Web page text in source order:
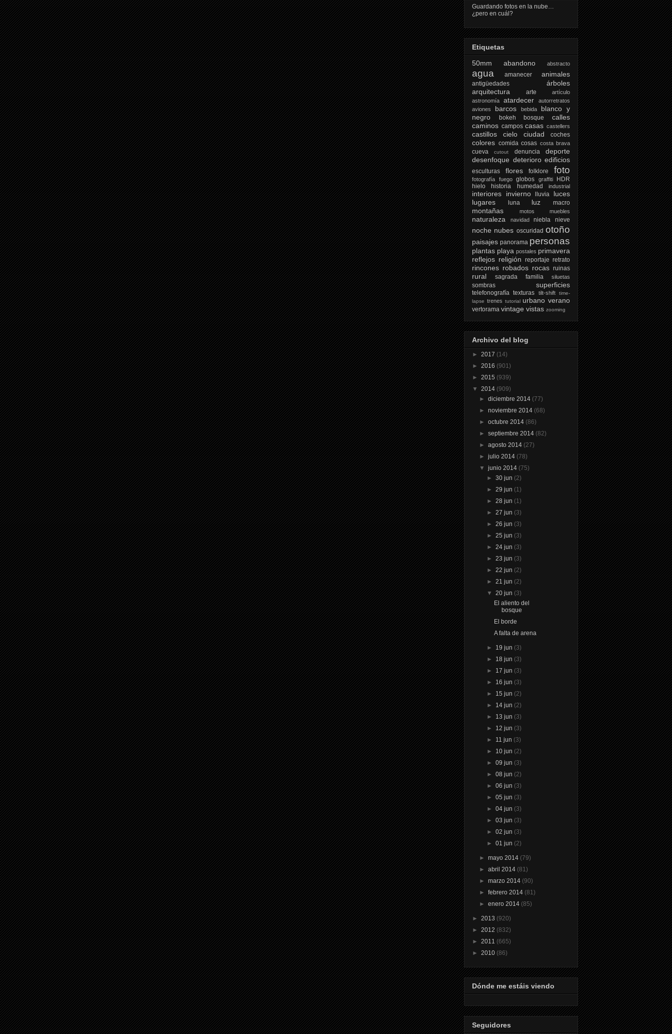
Guardando fotos en la nube…
¿pero en cuál?
Etiquetas
50mm
abandono abstracto
agua amanecer animales
antigüedades
árboles
arquitectura
arte
artículo
astronomía
atardecer
autorretratos
aviones
barcos bebida
blanco y
negro
bokeh bosque
calles
caminos campos casas castellers
castillos cielo ciudad coches
colores comida cosas costa brava
cueva cutout denuncia
deporte
desenfoque deterioro edificios
esculturas flores folklore foto
fotografía fuego globos graffiti
HDR
hielo
historia humedad industrial
interiores invierno lluvia
luces
lugares
luna luz macro
montañas motos muebles
naturaleza navidad niebla nieve
noche nubes oscuridad otoño
paisajes panorama personas
plantas playa postales primavera
reflejos religión reportaje retrato
rincones robados rocas ruinas
rural sagrada familia siluetas
sombras superficies
telefonografía texturas tilt-shift
time-
lapse trenes tutorial urbano verano
vertorama vintage vistas zooming
Archivo del blog
► 2017 (14)
► 2016 (901)
► 2015 (939)
▼ 2014 (909)
►diciembre 2014 (77)
►noviembre 2014 (68)
►octubre 2014 (86)
►septiembre 2014 (82)
►agosto 2014 (27)
►julio 2014 (78)
▼junio 2014 (75)
► 30 jun (2)
► 29 jun (1)
► 28 jun (1)
► 27 jun (3)
► 26 jun (3)
► 25 jun (3)
► 24 jun (3)
► 23 jun (3)
► 22 jun (2)
► 21 jun (2)
▼ 20 jun (3)
El aliento del
bosque
El borde
A falta de arena
► 19 jun (3)
► 18 jun (3)
► 17 jun (3)
► 16 jun (3)
► 15 jun (2)
► 14 jun (2)
► 13 jun (3)
► 12 jun (3)
► 11 jun (3)
► 10 jun (2)
► 09 jun (3)
► 08 jun (2)
► 06 jun (3)
► 05 jun (3)
► 04 jun (3)
► 03 jun (3)
► 02 jun (3)
► 01 jun (2)
►mayo 2014 (79)
►abril 2014 (81)
►marzo 2014 (90)
►febrero 2014 (81)
►enero 2014 (85)
► 2013 (920)
► 2012 (832)
► 2011 (665)
► 2010 (86)
Dónde me estáis viendo
Seguidores